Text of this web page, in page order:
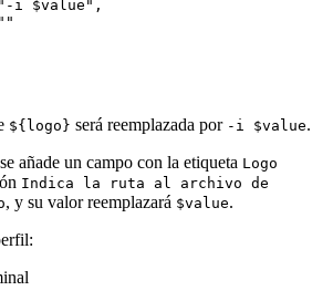
" -i $value " ,
""
${logo} será reemplazada por -i $value.
añade un campo con la etiqueta Logo
Indica la ruta al archivo de
, y su valor reemplazará $value.